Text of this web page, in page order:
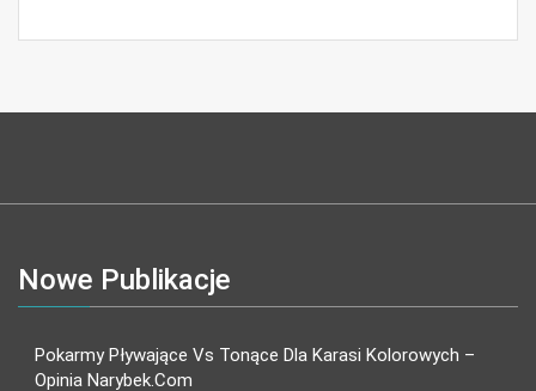
Nowe Publikacje
Pokarmy Pływające Vs Tonące Dla Karasi Kolorowych –
Opinia Narybek.com